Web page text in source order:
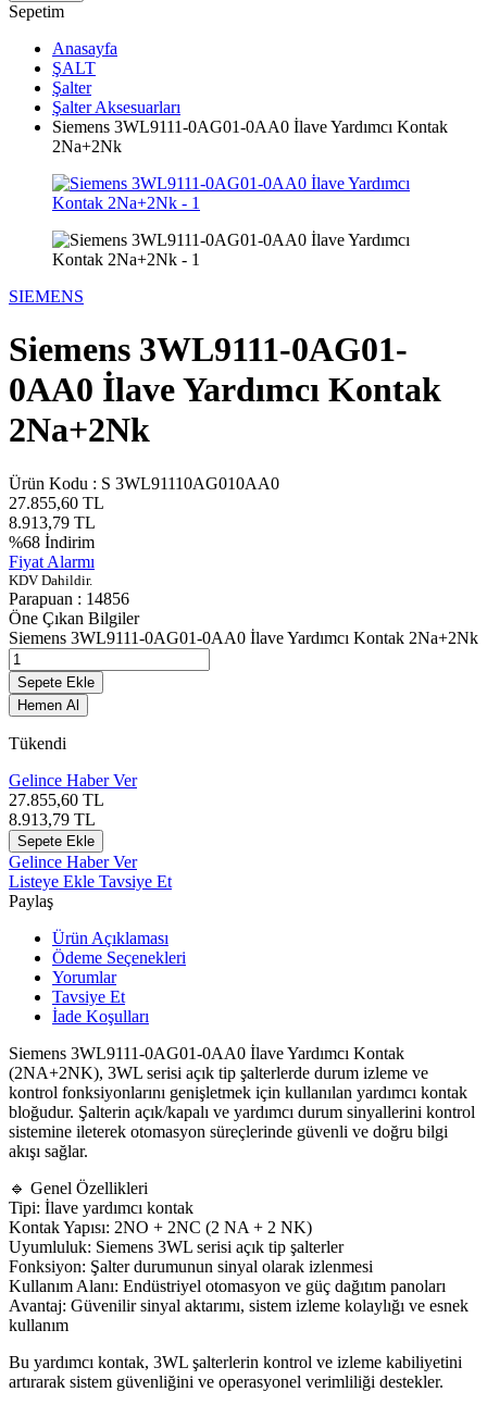
Sepetim
Anasayfa
ŞALT
Şalter
Şalter Aksesuarları
Siemens 3WL9111-0AG01-0AA0 İlave Yardımcı Kontak
2Na+2Nk
SIEMENS
Siemens 3WL9111-0AG01-
0AA0 İlave Yardımcı Kontak
2Na+2Nk
Ürün Kodu : S 3WL91110AG010AA0
27.855,60 TL
8.913,79 TL
%68 İndirim
Fiyat Alarmı
KDV Dahildir.
Parapuan : 14856
Öne Çıkan Bilgiler
Siemens 3WL9111-0AG01-0AA0 İlave Yardımcı Kontak 2Na+2Nk
Sepete Ekle
Hemen Al
Tükendi
Gelince Haber Ver
27.855,60 TL
8.913,79 TL
Sepete Ekle
Gelince Haber Ver
Listeye Ekle Tavsiye Et
Paylaş
Ürün Açıklaması
Ödeme Seçenekleri
Yorumlar
Tavsiye Et
İade Koşulları
Siemens 3WL9111-0AG01-0AA0 İlave Yardımcı Kontak
(2NA+2NK), 3WL serisi açık tip şalterlerde durum izleme ve
kontrol fonksiyonlarını genişletmek için kullanılan yardımcı kontak
bloğudur. Şalterin açık/kapalı ve yardımcı durum sinyallerini kontrol
sistemine ileterek otomasyon süreçlerinde güvenli ve doğru bilgi
akışı sağlar.
🔹 Genel Özellikleri
Tipi: İlave yardımcı kontak
Kontak Yapısı: 2NO + 2NC (2 NA + 2 NK)
Uyumluluk: Siemens 3WL serisi açık tip şalterler
Fonksiyon: Şalter durumunun sinyal olarak izlenmesi
Kullanım Alanı: Endüstriyel otomasyon ve güç dağıtım panoları
Avantaj: Güvenilir sinyal aktarımı, sistem izleme kolaylığı ve esnek
kullanım
Bu yardımcı kontak, 3WL şalterlerin kontrol ve izleme kabiliyetini
artırarak sistem güvenliğini ve operasyonel verimliliği destekler.